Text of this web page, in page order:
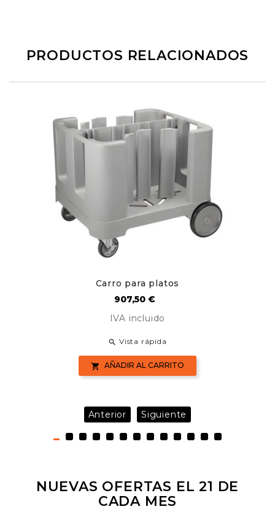
PRODUCTOS RELACIONADOS
Carro para platos
Precio
907,50 €
IVA incluido
 Vista rápida
 AÑADIR AL CARRITO
Anterior Siguiente
NUEVAS OFERTAS EL 21 DE
CADA MES